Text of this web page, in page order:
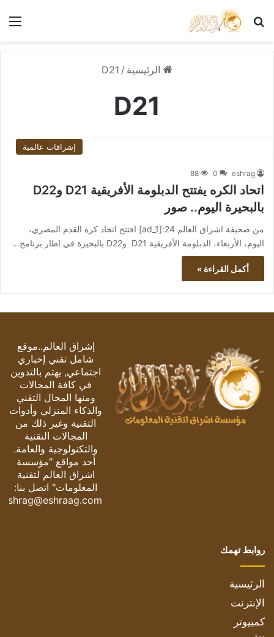
بحث عن
الرئيسية /
D21
D21
إشراقات عالمية
eshrag
0
88
اتحاد الكره يفتتح الدبلومة الأفريقية D21 وD22
بالبحيرة اليوم.. صور
من صحيفة اشراق العالم 24:[ad_1] افتتح اتحاد كره القدم المصري،
اليوم، الأربعاء، الدبلومة الأفريقية D21 وD22 بالبحيرة في اطار برنامج…
أكمل القراءة »
إشراق العالم..موقع
شامل تقني إخباري
اجتماعي, يهتم بالتدوين
في كافة المجالات
ومنها المجال التقني
والذكاء المنزلي وأدوات
التقنية وغير ذلك من
المجالات التقنية
والتكنولوجية والعامة.
أحد مواقع "مؤسسة
اشراق العالم لتقنية
المعلومات" اتصل بنا:
eshrag@eshraag.com
روابط تهمك
الرئيسية
الإنترنت
كمبيوتر